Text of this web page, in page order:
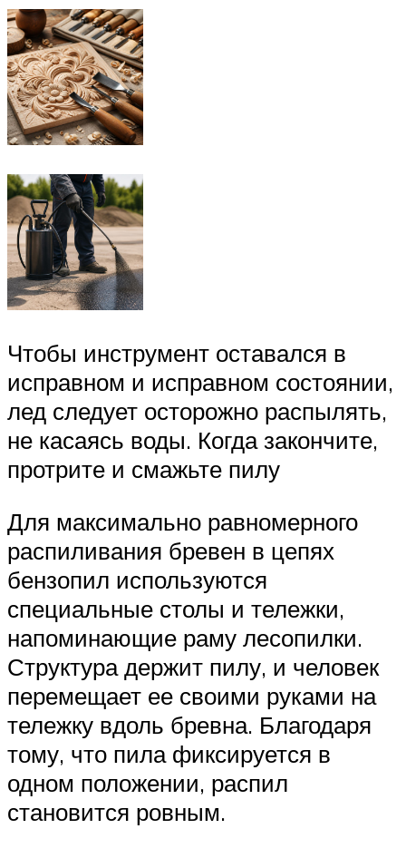
Чтобы инструмент оставался в
исправном и исправном состоянии,
лед следует осторожно распылять,
не касаясь воды. Когда закончите,
протрите и смажьте пилу
Для максимально равномерного
распиливания бревен в цепях
бензопил используются
специальные столы и тележки,
напоминающие раму лесопилки.
Структура держит пилу, и человек
перемещает ее своими руками на
тележку вдоль бревна. Благодаря
тому, что пила фиксируется в
одном положении, распил
становится ровным.